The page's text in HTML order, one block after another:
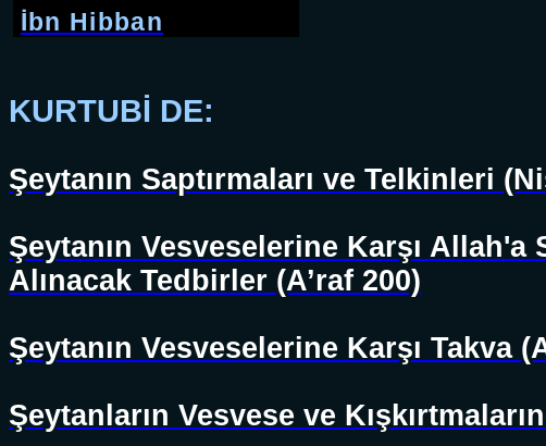
İbn Hibban
KURTUBİ DE:
Şeytanın Saptırmaları ve Telkinleri
Şeytanın Vesveselerine Karşı Allah'a
Alınacak Tedbirler (A’raf 200)
Şeytanın Vesveselerine Karşı Takva
Şeytanların Vesvese ve